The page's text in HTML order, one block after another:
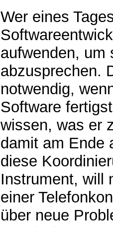
Wer eines
aufwenden, um
abzusprechen.
notwendig,
Software
wissen, was er
damit am Ende
diese
Instrument, will
einer
über neue